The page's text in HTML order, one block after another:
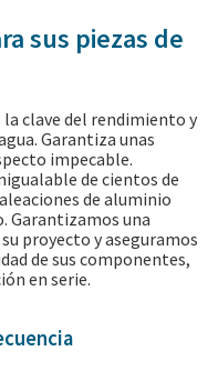
sus piezas de
clave del rendimiento y
. Garantiza unas
impecable.
de cientos de
de aluminio
Garantizamos una
proyecto y aseguramos
de sus componentes,
en serie.